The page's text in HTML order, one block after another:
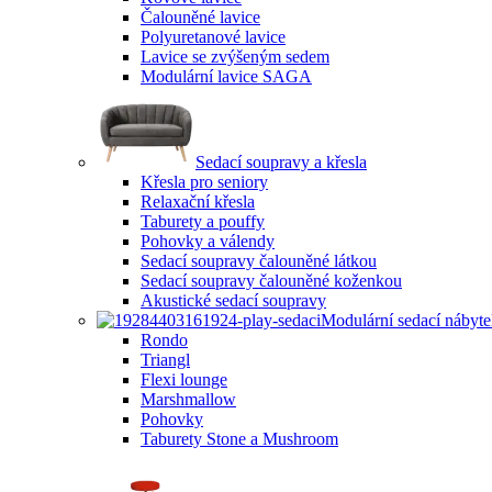
Čalouněné lavice
Polyuretanové lavice
Lavice se zvýšeným sedem
Modulární lavice SAGA
Sedací soupravy a křesla
Křesla pro seniory
Relaxační křesla
Taburety a pouffy
Pohovky a válendy
Sedací soupravy čalouněné látkou
Sedací soupravy čalouněné koženkou
Akustické sedací soupravy
Modulární sedací
Rondo
Triangl
Flexi lounge
Marshmallow
Pohovky
Taburety Stone a Mushroom